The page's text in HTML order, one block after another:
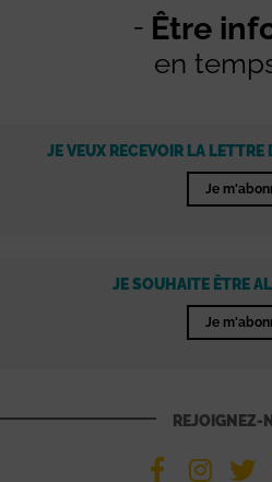
Être
en
JE VEUX RECEVOIR LA
Je
JE SOUHAITE ÊTRE
Je
REJOIGNEZ-